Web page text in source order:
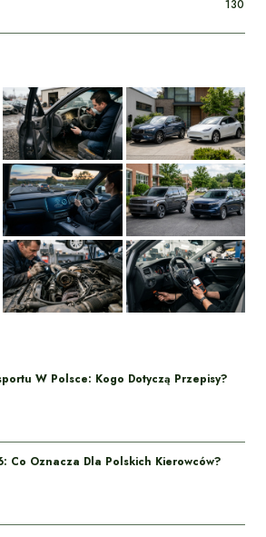
130
W Polsce: Kogo Dotyczą Przepisy?
Co Oznacza Dla Polskich Kierowców?